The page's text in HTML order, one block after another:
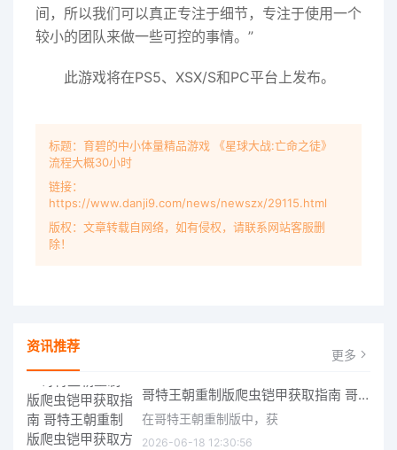
间，所以我们可以真正专注于细节，专注于使用一个
较小的团队来做一些可控的事情。”
此游戏将在PS5、XSX/S和PC平台上发布。
标题：育碧的中小体量精品游戏 《星球大战:亡命之徒》
流程大概30小时
链接：
https://www.danji9.com/news/newszx/29115.html
版权：文章转载自网络，如有侵权，请联系网站客服删
除！
资讯推荐 更多
哥特王朝重制版爬虫铠甲获取指南 哥特王朝重制版爬虫铠甲获取方法
在哥特王朝重制版中，获
2026-06-18 12:30:56